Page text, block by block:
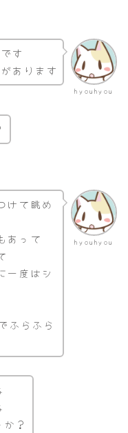
hyouhyou
す
あります
hyouhyou
けて眺め
あって
一度はシ
ふらふら
？